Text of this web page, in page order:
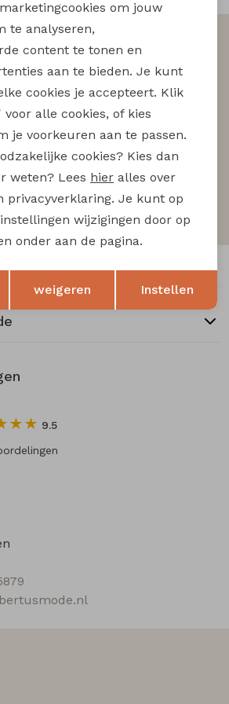
op de hoogte zijn?
nieuwsbrief en wees als eerst
acties!
omgaan? Bekijk dit in onze
9.5
Opslaan
om jouw
te analyseren,
content te tonen en
aan te bieden. Je kunt
cookies je accepteert. Klik
alle cookies, of kies
je voorkeuren aan te passen.
cookies? Kies dan
weten? Lees hier alles over
privacyverklaring. Je kunt op
wijzigingen door op
onder aan de pagina.
weigeren Instellen